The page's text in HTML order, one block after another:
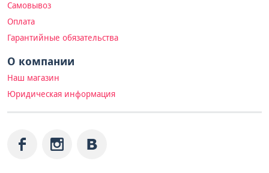
Самовывоз
Оплата
Гарантийные обязательства
О компании
Наш магазин
Юридическая информация